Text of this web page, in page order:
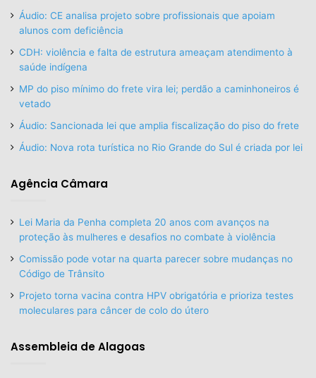
Áudio: CE analisa projeto sobre profissionais que apoiam
alunos com deficiência
CDH: violência e falta de estrutura ameaçam atendimento à
saúde indígena
MP do piso mínimo do frete vira lei; perdão a caminhoneiros é
vetado
Áudio: Sancionada lei que amplia fiscalização do piso do frete
Áudio: Nova rota turística no Rio Grande do Sul é criada por lei
Agência Câmara
Lei Maria da Penha completa 20 anos com avanços na
proteção às mulheres e desafios no combate à violência
Comissão pode votar na quarta parecer sobre mudanças no
Código de Trânsito
Projeto torna vacina contra HPV obrigatória e prioriza testes
moleculares para câncer de colo do útero
Assembleia de Alagoas